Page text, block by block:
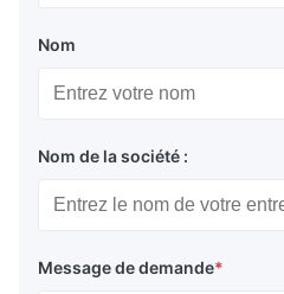
Nom
Nom de la société :
Message de demande*